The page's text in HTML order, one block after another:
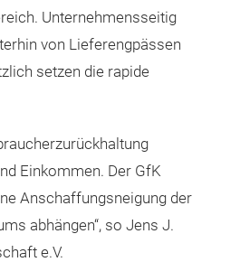
Unternehmensseitig
von Lieferengpässen
setzen die rapide
Einkommen. Der GfK
Anschaffungsneigung der
abhängen“, so Jens J.
e.V.